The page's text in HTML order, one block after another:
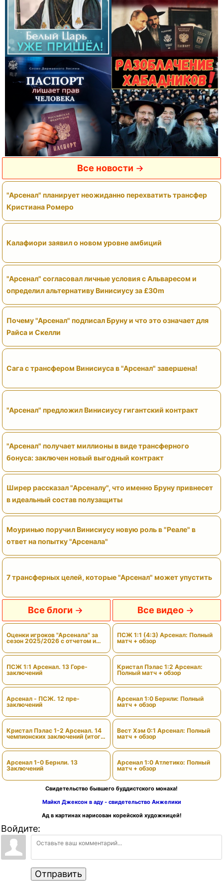
Все новости
"Арсенал" планирует неожиданно перехватить трансфер
Кристиана Ромеро
Калафиори заявил о новом уровне амбиций
"Арсенал" согласовал личные условия с Альваресом и
определил альтернативу Винисиусу за £30m
Почему "Арсенал" подписал Бруну и что это означает для
Райса и Скелли
Сага с трансфером Винисиуса в "Арсенал" завершена!
"Арсенал" предложил Винисиусу гигантский контракт
"Арсенал" получает миллионы в виде трансферного
бонуса: заключен новый выгодный контракт
Ширер рассказал "Арсеналу", что именно Бруну привнесет
в идеальный состав полузащиты
Моуринью поручил Винисиусу новую роль в "Реале" в
ответ на попытку "Арсенала"
7 трансферных целей, которые "Арсенал" может упустить
Все блоги
Оценки игроков "Арсенала" за
сезон 2025/2026 с отчетом и
вердиктами
ПСЖ 1:1 Арсенал. 13 Горе-
заключений
Арсенал - ПСЖ. 12 пре-
заключений
Кристал Пэлас 1-2 Арсенал. 14
чемпионских заключений (итоги
Арсенал 1-0 Бернли. 13
Заключений
Все видео
ПСЖ 1:1 (4:3) Арсенал: Полный
матч + обзор
Кристал Пэлас 1:2 Арсенал:
Полный матч + обзор
Арсенал 1:0 Бернли: Полный
матч + обзор
Вест Хэм 0:1 Арсенал: Полный
матч + обзор
Арсенал 1:0 Атлетико: Полный
матч + обзор
Свидетельство бывшего буддистского монаха!
Майкл Джексон в аду - свидетельство Анжелики
Ад в картинах нарисован корейской художницей!
Войдите:
Отправить